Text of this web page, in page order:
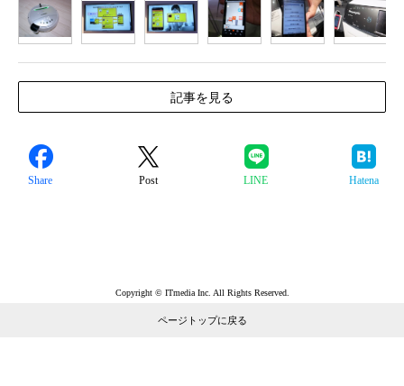
記事を見る
Share Post LINE Hatena
Copyright © ITmedia Inc. All Rights Reserved.
ページトップに戻る